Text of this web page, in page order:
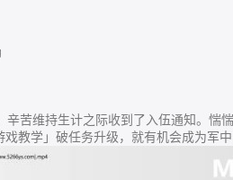
苦维持生计之际收到了入伍通知。惴
教学」破任务升级，就有机会成为军中